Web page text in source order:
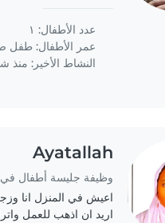
عدد الأطفال: ١
عمر الأطفال: طفل
النشاط الأخير: منذ
Ayatallah
وظيفة جليسة أطفال
اعيش في المنزل انا
اريد ان اذهب للعمل